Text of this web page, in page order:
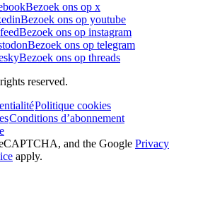
Bezoek ons op x
Bezoek ons op youtube
Bezoek ons op instagram
Bezoek ons op telegram
Bezoek ons op threads
reserved.
Politique cookies
Conditions d’abonnement
and the Google Privacy
apply.